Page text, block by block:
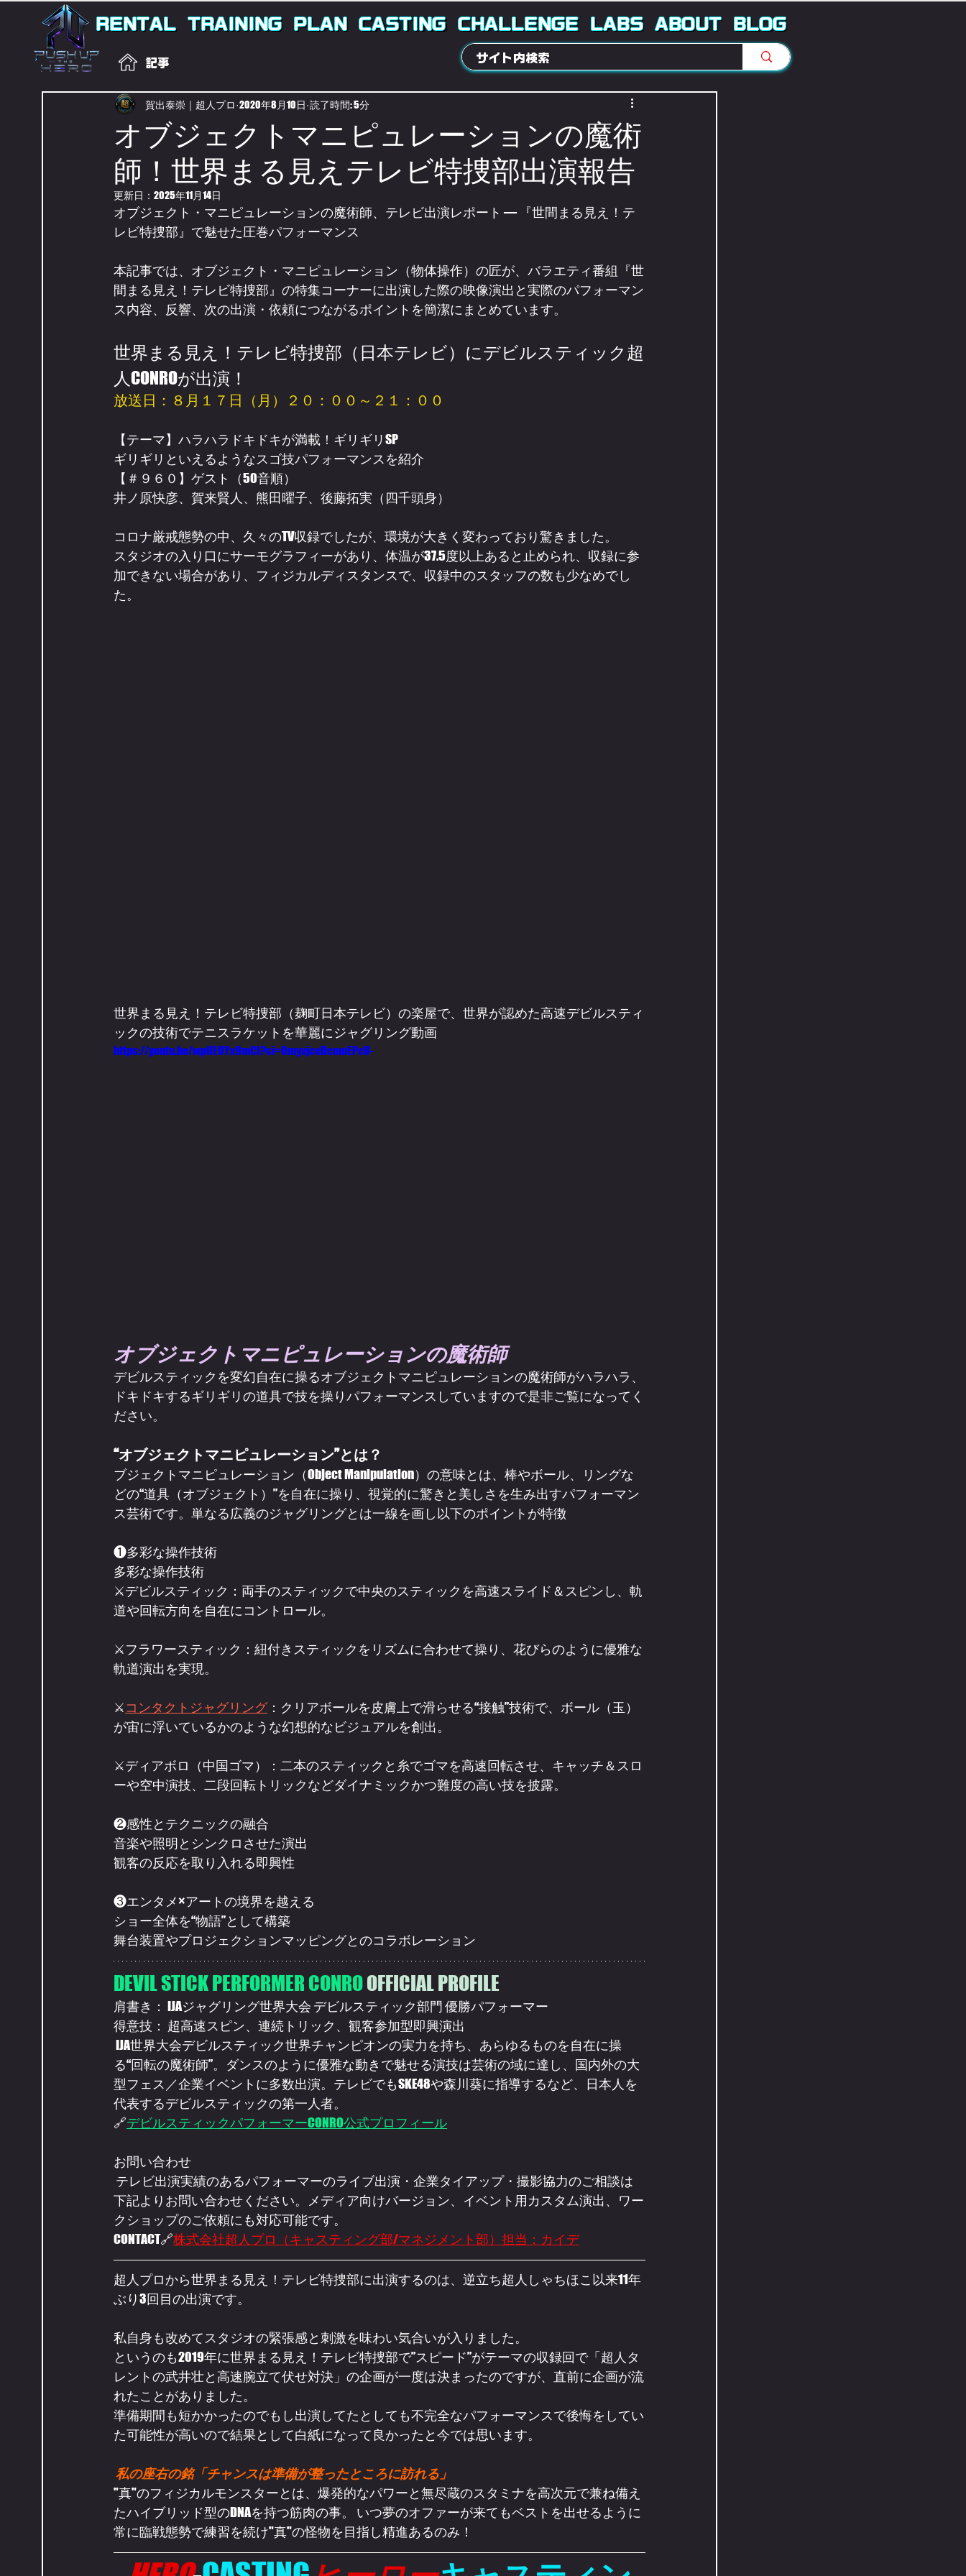
RENTAL TRAINING PLAN CASTING CHALLENGE LABS ABOUT BLOG
記事
オブジェクトマニピュレーションの魔術
師！世界まる見えテレビ特捜部出演報告
賀出泰崇｜超人プロ 2020年8月10日 読了時間: 5分
更新日： 2025年11月14日
オブジェクト・マニピュレーションの魔術師、テレビ出演レポート — 『世間まる見え！テ
レビ特捜部』で魅せた圧巻パフォーマンス
本記事では、オブジェクト・マニピュレーション（物体操作）の匠が、バラエティ番組『世
間まる見え！テレビ特捜部』の特集コーナーに出演した際の映像演出と実際のパフォーマン
ス内容、反響、次の出演・依頼につながるポイントを簡潔にまとめています。
世界まる見え！テレビ特捜部（日本テレビ）にデビルスティック超
人CONROが出演！
放送日：８月１７日（月）２０：００～２１：００
【テーマ】ハラハラドキドキが満載！ギリギリSP
ギリギリといえるようなスゴ技パフォーマンスを紹介
【＃９６０】ゲスト（50音順）
井ノ原快彦、賀来賢人、熊田曜子、後藤拓実（四千頭身）
コロナ厳戒態勢の中、久々のTV収録でしたが、環境が大きく変わっており驚きました。
スタジオの入り口にサーモグラフィーがあり、体温が37.5度以上あると止められ、収録に参
加できない場合があり、フィジカルディスタンスで、収録中のスタッフの数も少なめでし
た。
世界まる見え！テレビ特捜部（麹町日本テレビ）の楽屋で、世界が認めた高速デビルスティ
ックの技術でテニスラケットを華麗にジャグリング動画
https://youtu.be/wpUEUYx9mCI?si=OmyvjceDcmuEPcU-
オブジェクトマニピュレーションの魔術師
デビルスティックを変幻自在に操るオブジェクトマニピュレーションの魔術師がハラハラ、
ドキドキするギリギリの道具で技を操りパフォーマンスしていますので是非ご覧になってく
ださい。
“オブジェクトマニピュレーション”とは？
ブジェクトマニピュレーション（Object Manipulation）の意味とは、棒やボール、リングな
どの“道具（オブジェクト）”を自在に操り、視覚的に驚きと美しさを生み出すパフォーマン
ス芸術です。単なる広義のジャグリングとは一線を画し以下のポイントが特徴
❶多彩な操作技術
多彩な操作技術
⚔️デビルスティック：両手のスティックで中央のスティックを高速スライド＆スピンし、軌
道や回転方向を自在にコントロール。
⚔️フラワースティック：紐付きスティックをリズムに合わせて操り、花びらのように優雅な
軌道演出を実現。
⚔️コンタクトジャグリング：クリアボールを皮膚上で滑らせる“接触”技術で、ボール（玉）
が宙に浮いているかのような幻想的なビジュアルを創出。
⚔️ディアボロ（中国ゴマ）：二本のスティックと糸でゴマを高速回転させ、キャッチ＆スロ
ーや空中演技、二段回転トリックなどダイナミックかつ難度の高い技を披露。
❷感性とテクニックの融合
音楽や照明とシンクロさせた演出
観客の反応を取り入れる即興性
❸エンタメ×アートの境界を越える
ショー全体を“物語”として構築
舞台装置やプロジェクションマッピングとのコラボレーション
DEVIL STICK PERFORMER CONRO OFFICIAL PROFILE
肩書き： IJAジャグリング世界大会 デビルスティック部門 優勝パフォーマー
得意技： 超高速スピン、連続トリック、観客参加型即興演出
IJA世界大会デビルスティック世界チャンピオンの実力を持ち、あらゆるものを自在に操
る“回転の魔術師”。ダンスのように優雅な動きで魅せる演技は芸術の域に達し、国内外の大
型フェス／企業イベントに多数出演。テレビでもSKE48や森川葵に指導するなど、日本人を
代表するデビルスティックの第一人者。
🔗デビルスティックパフォーマーCONRO公式プロフィール
お問い合わせ
下記よりお問い合わせください。メディア向けバージョン、イベント用カスタム演出、ワー
クショップのご依頼にも対応可能です。
CONTACT🔗株式会社超人プロ（キャスティング部/マネジメント部）担当：カイデ
超人プロから世界まる見え！テレビ特捜部に出演するのは、逆立ち超人しゃちほこ以来11年
ぶり3回目の出演です。
私自身も改めてスタジオの緊張感と刺激を味わい気合いが入りました。
というのも2019年に世界まる見え！テレビ特捜部で”スピード”がテーマの収録回で「超人タ
レントの武井壮と高速腕立て伏せ対決」の企画が一度は決まったのですが、直前に企画が流
れたことがありました。
準備期間も短かかったのでもし出演してたとしても不完全なパフォーマンスで後悔をしてい
た可能性が高いので結果として白紙になって良かったと今では思います。
私の座右の銘「チャンスは準備が整ったところに訪れる」
"真"のフィジカルモンスターとは、爆発的なパワーと無尽蔵のスタミナを高次元で兼ね備え
たハイブリッド型のDNAを持つ筋肉の事。 いつ夢のオファーが来てもベストを出せるように
常に臨戦態勢で練習を続け"真"の怪物を目指し精進あるのみ！